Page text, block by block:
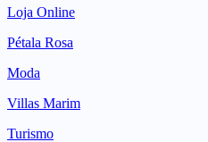
Loja Online
Pétala Rosa
Moda
Villas Marim
Turismo